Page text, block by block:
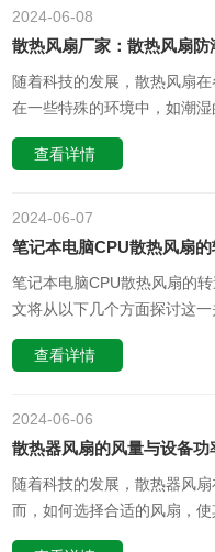
时，我们谈论的是一种特殊
08
2024-06
散热风扇厂家：散热风扇
随着科技的发展，散热风扇
在一些特殊的环境中，如潮
尤为重要。本文将介绍一些
流程，以帮助读者更好地了
水涂料、防水膜等……
查看详情
07
2024-06
笔记本电脑CPU散热风扇
笔记本电脑CPU散热风扇的
文将从以下几个方面探讨这
电脑的CPU在运行时会产生
热量排出。当散热需求增加
例如，当笔记本电……
查看详情
06
2024-06
散热器风扇的风量与设备功
随着科技的发展，散热器风
而，如何选择合适的风扇，
个需要关注的问题。在这个